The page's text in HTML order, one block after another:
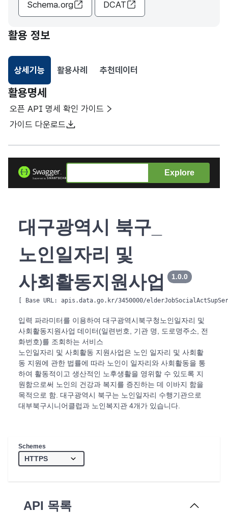
Schema.org DCAT
활용 정보
상세기능
선택됨
활용사례 추천데이터
활용명세
오픈 API 명세 확인 가이드
가이드 다운로드
Explore
대구광역시 북구_
노인일자리 및
사회활동지원사업
1.0.0
[ Base URL: apis.data.go.kr/3450000/
입력 파라미터를 이용하여 대구광역시북구청 노인일자리 및
사회활동지원사업 데이터(일련번호, 기관 명, 도로명주소, 전
화번호)를 조회하는 서비스
노인일자리 및 사회활동 지원사업은 노인 일자리 및 사회활
동 지원에 관한 법률에 따라 노인이 일자리와 사회활동을 통
하여 활동적이고 생산적인 노후생활을 영위할 수 있도록 지
원함으로써 노인의 건강과 복지를 증진하는 데 이바지 함을
목적으로 함. 대구광역시 북구는 노인일자리 수행기관으로
대부북구시니어클럽과 노인복지관 4개가 있습니다.
Schemes
API 목록